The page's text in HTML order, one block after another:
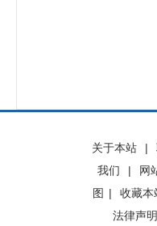
关于本站 |
我们
|
网
图 | 收藏本
法律声明